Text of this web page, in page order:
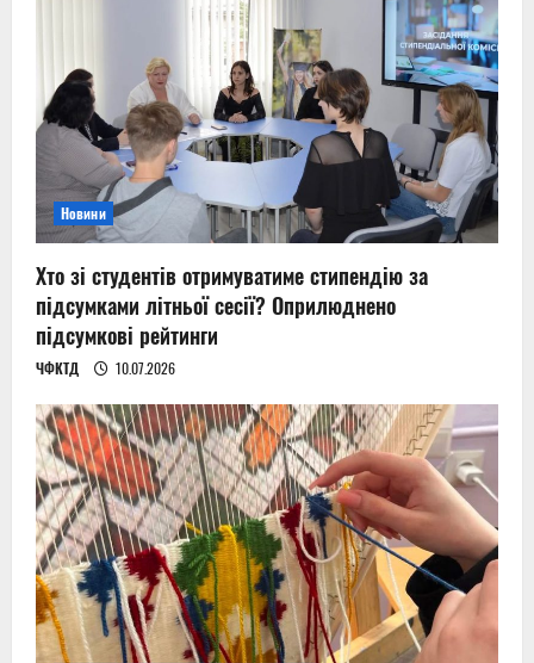
Новини
Хто зі студентів отримуватиме стипендію за
підсумками літньої сесії? Оприлюднено
підсумкові рейтинги
ЧФКТД 10.07.2026